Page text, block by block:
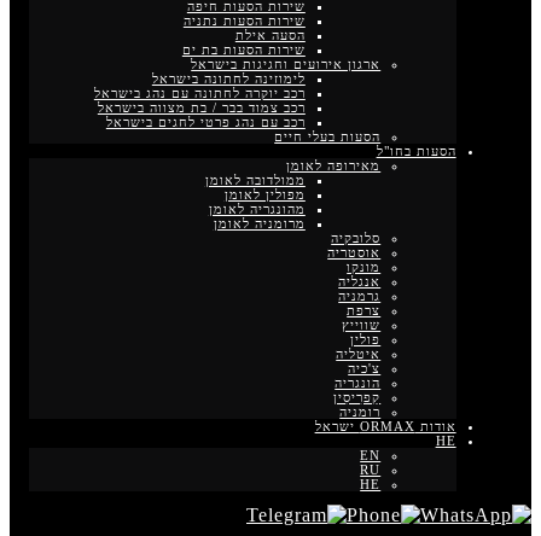
שירות הסעות חיפה
שירות הסעות נתניה
הסעה אילת
שירות הסעות בת ים
ארגון אירועים וחגיגות בישראל
לימוזינה לחתונה בישראל
רכב יוקרה לחתונה עם נהג בישראל
רכב צמוד בבר / בת מצווה בישראל
רכב עם נהג פרטי לחגים בישראל
הסעות בעלי חיים
הסעות בחו"ל
מאירופה לאומן
ממולדובה לאומן
מפולין לאומן
מהונגריה לאומן
מרומניה לאומן
סלובקיה
אוסטריה
מונקו
אנגליה
גרמניה
צרפת
שווייץ
פולין
איטליה
צ'כיה
הונגריה
קַפרִיסִין
רומניה
אודות ORMAX ישראל
HE
EN
RU
HE